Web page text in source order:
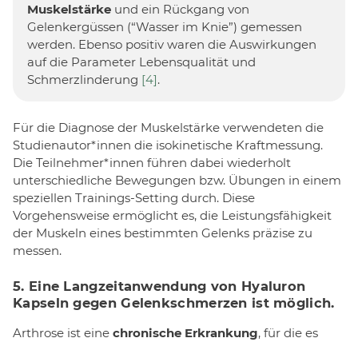
Muskelstärke und ein Rückgang von
Gelenkergüssen (“Wasser im Knie”) gemessen
werden. Ebenso positiv waren die Auswirkungen
auf die Parameter Lebensqualität und
Schmerzlinderung [4].
Für die Diagnose der Muskelstärke verwendeten die
Studienautor*innen die isokinetische Kraftmessung.
Die Teilnehmer*innen führen dabei wiederholt
unterschiedliche Bewegungen bzw. Übungen in einem
speziellen Trainings-Setting durch. Diese
Vorgehensweise ermöglicht es, die Leistungsfähigkeit
der Muskeln eines bestimmten Gelenks präzise zu
messen.
5. Eine Langzeitanwendung von Hyaluron
Kapseln gegen Gelenkschmerzen ist möglich.
Arthrose ist eine chronische Erkrankung, für die es